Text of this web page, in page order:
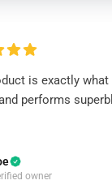
is exactly what
performs
owner